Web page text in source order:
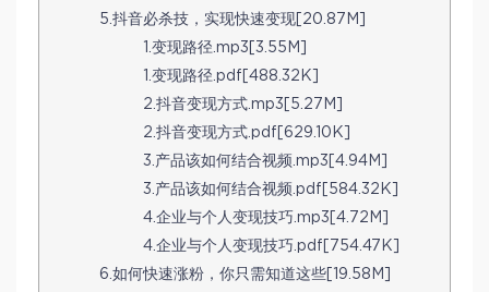
5.抖音必杀技，实现快速变现[20.87M]
1.变现路径.mp3[3.55M]
1.变现路径.pdf[488.32K]
2.抖音变现方式.mp3[5.27M]
2.抖音变现方式.pdf[629.10K]
3.产品该如何结合视频.mp3[4.94M]
3.产品该如何结合视频.pdf[584.32K]
4.企业与个人变现技巧.mp3[4.72M]
4.企业与个人变现技巧.pdf[754.47K]
6.如何快速涨粉，你只需知道这些[19.58M]